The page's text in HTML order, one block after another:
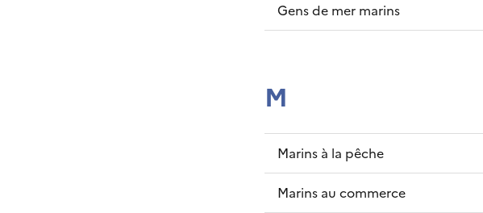
Gens de mer marins
M
Marins à la pêche
Marins au commerce